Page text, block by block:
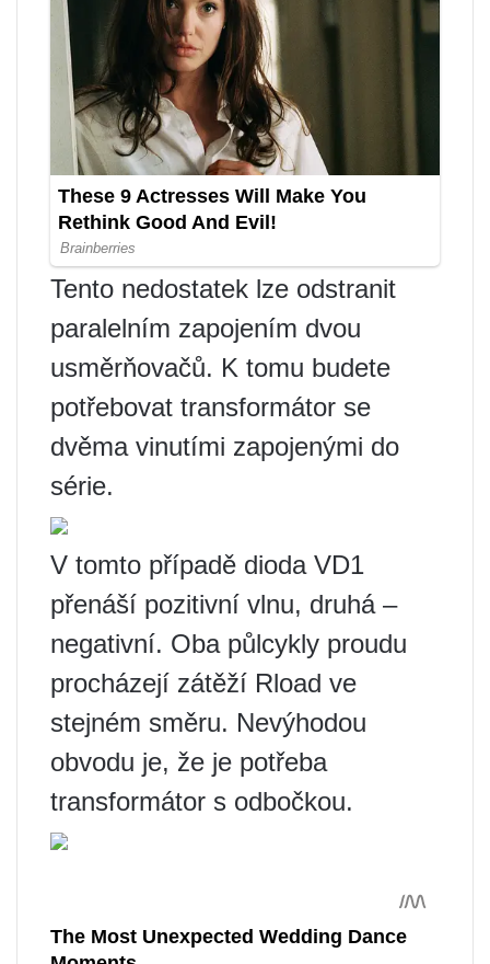
Tento nedostatek lze odstranit
paralelním zapojením dvou
usměrňovačů. K tomu budete
potřebovat transformátor se
dvěma vinutími zapojenými do
série.
V tomto případě dioda VD1
přenáší pozitivní vlnu, druhá –
negativní. Oba půlcykly proudu
procházejí zátěží Rload ve
stejném směru. Nevýhodou
obvodu je, že je potřeba
transformátor s odbočkou.